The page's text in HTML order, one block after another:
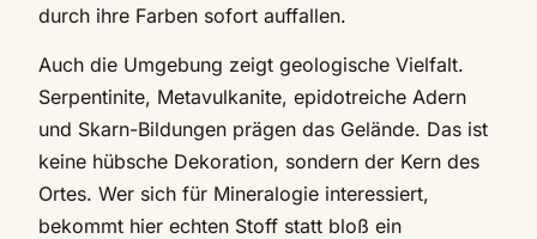
durch ihre Farben sofort auffallen.
Auch die Umgebung zeigt geologische Vielfalt.
Serpentinite, Metavulkanite, epidotreiche Adern
und Skarn-Bildungen prägen das Gelände. Das ist
keine hübsche Dekoration, sondern der Kern des
Ortes. Wer sich für Mineralogie interessiert,
bekommt hier echten Stoff statt bloß ein